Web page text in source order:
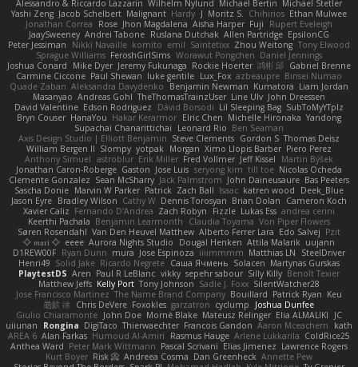
Alessandro & Riccardo Lazzarin Wilhelm Nylund Michael Bertin Michael Stetler
Yashi Zeng Jacob Schelbert Malignant Hardy J Moritz S. Chihirios Ethan Mulwee
Jonathan Correa
Rose Jhon Magdalena Aisha Harper Fuji
Rupert Eveleigh
JaaySweeney Andrei Tabone Ruslana Dutchak Allen Partridge EpsilonCG
Peter Jessiman
Nikki Navaille komito emil Saintetixx Zhou Weitong Tony Elwood
Sprague Williams FeroshGirlSims Worawut Pongchen Daniel Jennings
Joshua Conard
Mike Dyer Jeremy Fukunaga Rockie Hoerter 鸿彬 邱 Gabriel Brenne
Carmine Ciccone Paul Shewan luke gentile Lux_Fox azbeaupre Binsei Numao
Quade Zaban Aleksandra Davydenko Benjamin Newman Kumatora Liam Jordan
Masanyao Andreas Gohl TheThomasTrainzUser Line Ulv John Dreessen
David Valentine Edson Rodriguez Dávid Borsodi Lil Sleeping Bag SubToMyYTplz
Bryn Couser HanaYou Hakar Kerarmor Elric Chen Michelle Hironaka Yandong
Supachai Chanarittichai
Leonard Rio Ben Seaman
Axis Design Studio | Elliott Benjamin Steve Clements Gordon S Thomas Deisz
William Bergen II Slompy yotpak Morgan Ximo Llopis Barber Piero Perez
Anthony Simuel astroblur Erik Miller Fred Vollmer Jeff Kissel
Martin Býšek
Jonathan Caron-Roberge Gaston Jose Luis seryong kim till toe Nicolas Ocheda
Clemente Gonzalez Sean McSharry Jack Palmstrom John Daineusaure Bas Peeters
Sascha Donie Marvin W Parker Patrick Zach Ball Isaac katren wood
Deek_Blue
Jason Eyre Bradley Wilson Cathy W Dennis Torosyan Brian Dolan
Cameron Koch
Xavier Caliz Fernando D'Andrea Zach Robyn Fizzle Lukas Ess andrea cerini
Keerthi Pachala Benjamin Learmonth Claudia Toyama Von Piper Flowers
Søren Rosendahl Van Den Heuvel Matthew Alberto Ferrer Lara Edo Salvej Pzit
✧ 𝔪𝔞𝔯𝔦 ✧ eeee Aurora Nights Studio Dougal Henken Attila Malarik uujann
D1REW00F Ryan Dunn mura Jose Espinoza iiiimmmm Matthias LN
SteelDriver
Henri49 Solid Jake Ricardo Negrete Саша Ячмень Solacen Martynas Gurskas
PlaytestDS Aren Paul R LeBlanc vikky sepehr sabour Silly Killy Benoît Texier
Matthew Jeffs Kelly Port Tony Johnson Sadie J. Foxx SilentWatcher28
Jose Francisco Martinez The Name Brand Company Bouillard Patrick Ryan Keu
皓欽 涂 Chris DeVere Foxokles garzatron cyclump
Joshua Dunfee
Giulio Chiaramonte John Doe Mornè Blake Mateusz Relinger Elia ALMALIKI
JC
uiiunan
Rongina DigiTaco Thierwaechter Francois Gandon Aaron Mceachern
kath
AREA 6 Alan Farkas Humoud Al-Amiri Rasmus Hauge Arlene Lukkarila ColdRice25
Anthea Ward Peter Mark Wittmann Pascal Scrivani Elias Jimenez Lawrence Rogers
Kurt Boyer Risk 📀 Andreea Cosma Dan Greenheck Annette Pew